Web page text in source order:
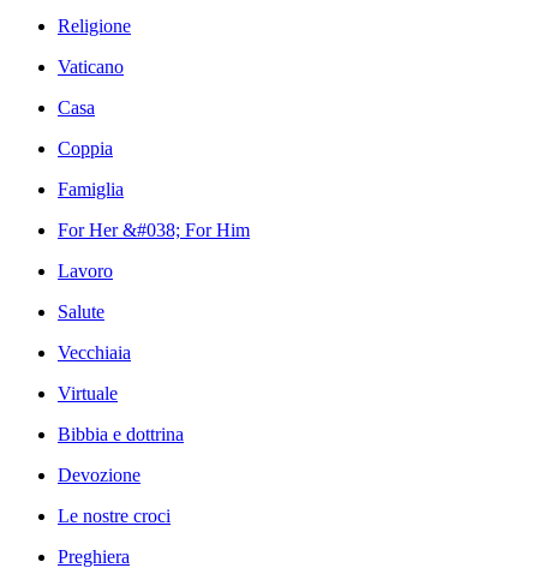
Religione
Vaticano
Casa
Coppia
Famiglia
For Her &#038; For Him
Lavoro
Salute
Vecchiaia
Virtuale
Bibbia e dottrina
Devozione
Le nostre croci
Preghiera